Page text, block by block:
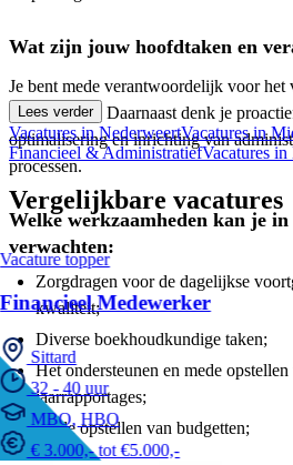
Wat zijn jouw hoofdtaken en
Je bent mede verantwoordelijk voor het
administratie. Daarnaast denk je
optimalisering en inrichting van
processen.
Welke werkzaamheden kan je in
verwachten:
Zorgdragen voor de dagelijkse
kwaliteit;
Diverse boekhoudkundige taken;
Het ondersteunen en mede
jaarrapportages;
Mede opstellen van budgetten;
Lees verder
Vacatures in NederweertVacatures in
Financieel & AdministratiefVacatures
Vergelijkbare vacatures
Vacature topper
Financieel Medewerker
Sittard
32 - 40 uur
MBO, HBO
€ 3.000,- tot €5.000,-